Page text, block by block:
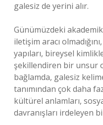
galesiz de yerini alır.
Günümüzdeki
iletişim aracı
yapıları, bireysel
şekillendiren bir unsur
bağlamda, galesiz
tanımından çok daha
kültürel anlamları,
davranışları irdeleyen